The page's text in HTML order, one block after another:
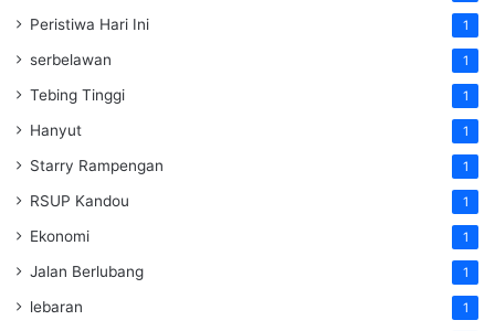
Peristiwa Hari Ini 1
serbelawan 1
Tebing Tinggi 1
Hanyut 1
Starry Rampengan 1
RSUP Kandou 1
Ekonomi 1
Jalan Berlubang 1
lebaran 1